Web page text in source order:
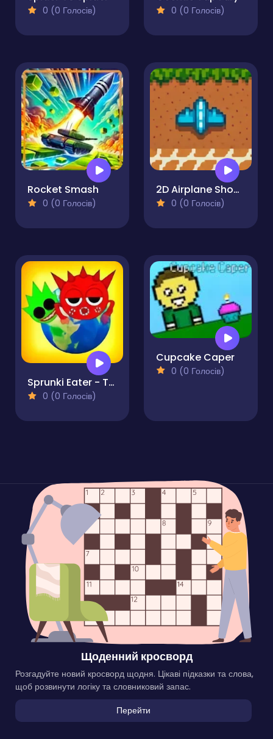
0 (0 Голосів) 0 (0 Голосів)
Rocket Smash
0 (0 Голосів)
2D Airplane Shooting
0 (0 Голосів)
Sprunki Eater - The Cursed Mod
0 (0 Голосів)
Cupcake Caper
0 (0 Голосів)
Щоденний кросворд
Розгадуйте новий кросворд щодня. Цікаві підказки та слова,
щоб розвинути логіку та словниковий запас.
Перейти